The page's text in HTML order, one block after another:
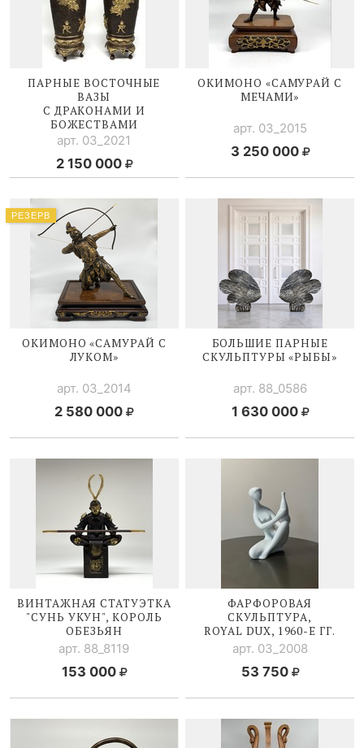
ПАРНЫЕ ВОСТОЧНЫЕ
ВАЗЫ
С ДРАКОНАМИ И
БОЖЕСТВАМИ
арт. 03_2021
2 150 000
ОКИМОНО «САМУРАЙ С
МЕЧАМИ»
арт. 03_2015
3 250 000
ОКИМОНО «САМУРАЙ С
ЛУКОМ»
арт. 03_2014
2 580 000
РЕЗЕРВ
БОЛЬШИЕ ПАРНЫЕ
СКУЛЬПТУРЫ «РЫБЫ»
арт. 88_0586
1 630 000
ВИНТАЖНАЯ СТАТУЭТКА
"СУНЬ УКУН", КОРОЛЬ
ОБЕЗЬЯН
арт. 88_8119
153 000
ФАРФОРОВАЯ
СКУЛЬПТУРА,
ROYAL DUX, 1960-Е ГГ.
арт. 03_2008
53 750